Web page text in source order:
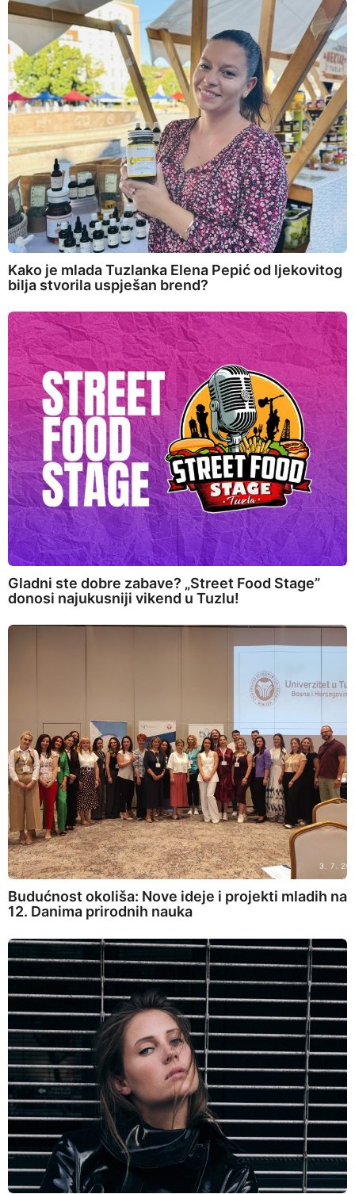
Kako je mlada Tuzlanka Elena Pepić od ljekovitog
bilja stvorila uspješan brend?
Gladni ste dobre zabave? „Street Food Stage”
donosi najukusniji vikend u Tuzlu!
Budućnost okoliša: Nove ideje i projekti mladih na
12. Danima prirodnih nauka